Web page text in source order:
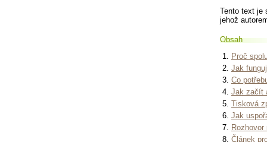
Tento text je
jehož
Obsah
Proč
Jak
Co
Jak začít
Tisková
Jak
Rozhovor
Článek